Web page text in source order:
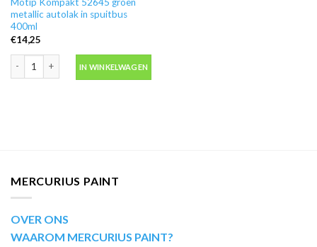
metallic autolak in spuitbus
400ml
€14,25
IN WINKELWAGEN
MERCURIUS PAINT
OVER ONS
WAAROM MERCURIUS PAINT?